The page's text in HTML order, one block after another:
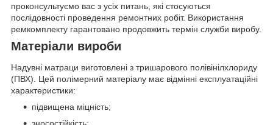
проконсультуємо вас з усіх питань, які стосуються
послідовності проведення ремонтних робіт. Використання
ремкомплекту гарантовано продовжить термін служби виробу.
Матеріали вироби
Надувні матраци виготовлені з тришарового полівінілхлориду
(ПВХ). Цей полімерний матеріалу має відмінні експлуатаційні
характеристики:
підвищена міцність;